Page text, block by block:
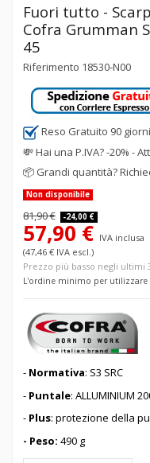
Fuori tutto -
Cofra Grumman
45
Riferimento 18530-N00
Reso Gratuito 90 giorni
💸Hai una P.IVA? -20% -
📦 Grandi quantità?
Non disponibile
81,90 € -24,00 €
57,90 € IVA inclusa
(47,46 € IVA escl.)
Prezzo più basso negli ultimi
L'ordine minimo per utilizzare
- Normativa: S3 SRC
- Puntale: ALLUMINIUM
- Plus: protezione della
- Peso: 490 g